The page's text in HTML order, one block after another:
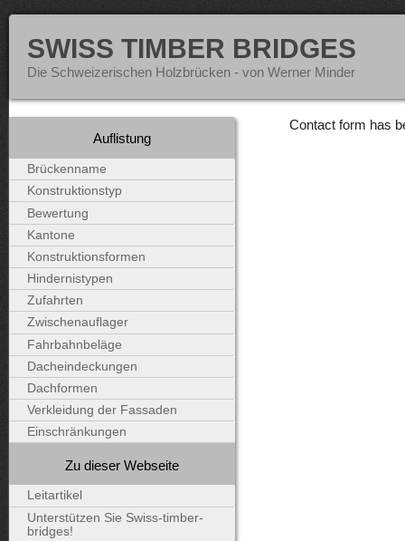
SWISS TIMBER BRIDGES
Die Schweizerischen Holzbrücken - von Werner Minder
Contact form has
Auflistung
Brückenname
Konstruktionstyp
Bewertung
Kantone
Konstruktionsformen
Hindernistypen
Zufahrten
Zwischenauflager
Fahrbahnbeläge
Dacheindeckungen
Dachformen
Verkleidung der Fassaden
Einschränkungen
Zu dieser Webseite
Leitartikel
Unterstützen Sie Swiss-timber-
bridges!